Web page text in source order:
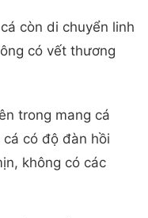
còn di chuyển linh
có vết thương
trong mang cá
có độ đàn hồi
không có các